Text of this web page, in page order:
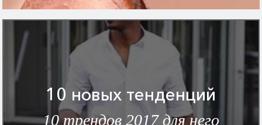
10 новых тенденций
10 трендов 2017 для него